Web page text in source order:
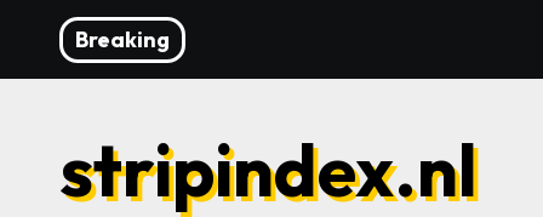
de
Breaking
stripindex.nl